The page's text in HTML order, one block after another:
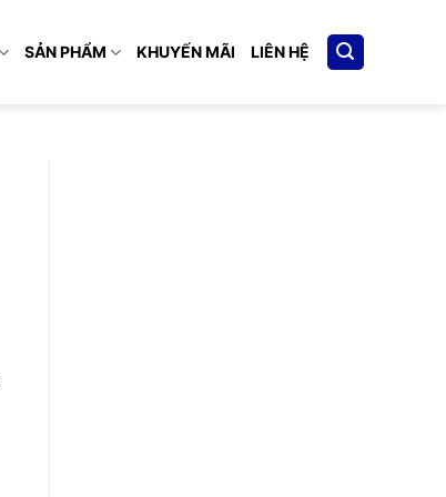
SẢN PHẨM KHUYẾN MÃI LIÊN HỆ